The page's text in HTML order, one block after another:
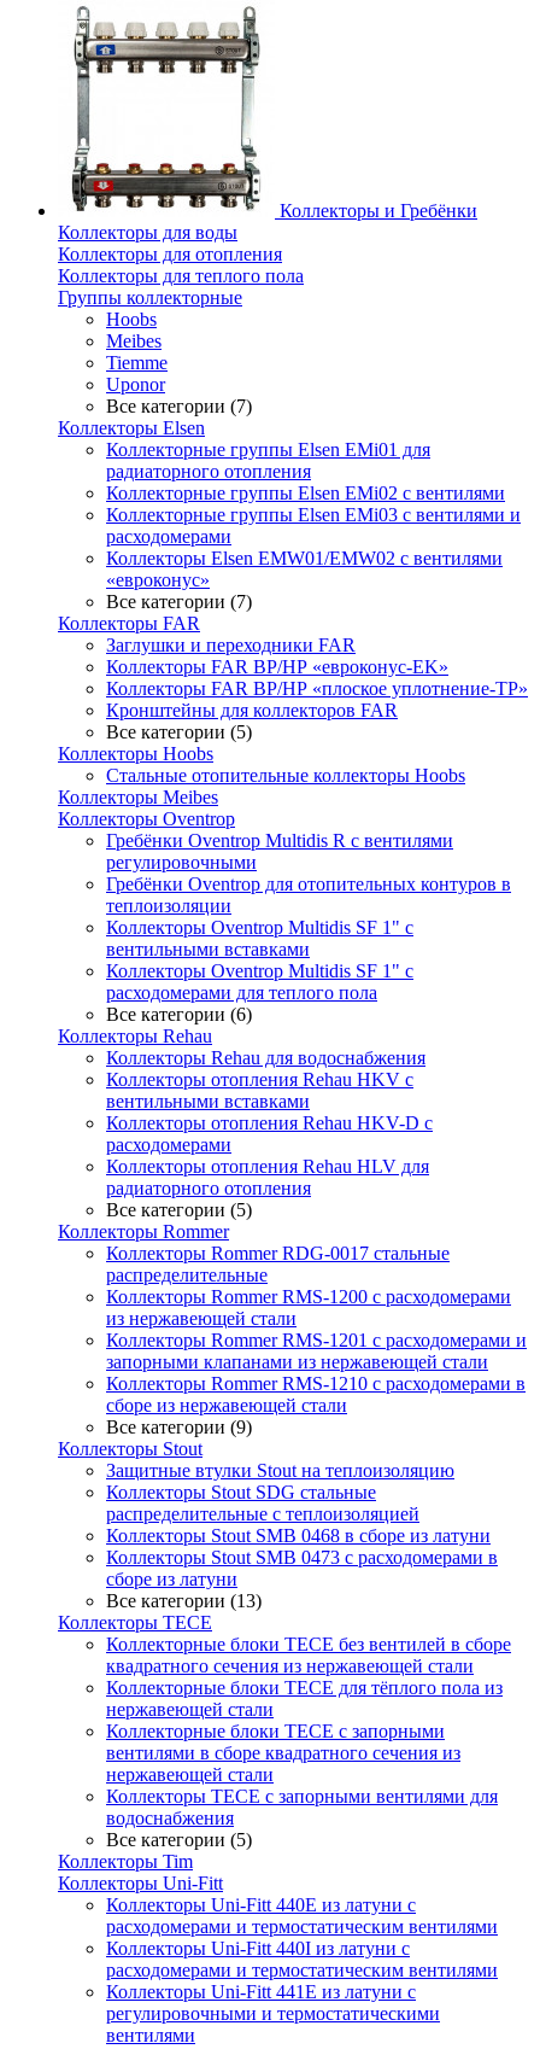
Коллекторы и Гребёнки
Коллекторы для воды
Коллекторы для отопления
Коллекторы для теплого пола
Группы коллекторные
Hoobs
Meibes
Tiemme
Uponor
Все категории (7)
Коллекторы Elsen
Коллекторные группы Elsen EMi01 для
радиаторного отопления
Коллекторные группы Elsen EMi02 с вентилями
Коллекторные группы Elsen EMi03 с вентилями и
расходомерами
Коллекторы Elsen EMW01/EMW02 с вентилями
«евроконус»
Все категории (7)
Коллекторы FAR
Заглушки и переходники FAR
Коллекторы FAR ВР/НР «евроконус-EK»
Коллекторы FAR ВР/НР «плоское уплотнение-TP»
Кронштейны для коллекторов FAR
Все категории (5)
Коллекторы Hoobs
Стальные отопительные коллекторы Hoobs
Коллекторы Meibes
Коллекторы Oventrop
Гребёнки Oventrop Multidis R с вентилями
регулировочными
Гребёнки Oventrop для отопительных контуров в
теплоизоляции
Коллекторы Oventrop Multidis SF 1" с
вентильными вставками
Коллекторы Oventrop Multidis SF 1" с
расходомерами для теплого пола
Все категории (6)
Коллекторы Rehau
Коллекторы Rehau для водоснабжения
Коллекторы отопления Rehau HKV с
вентильными вставками
Коллекторы отопления Rehau HKV-D с
расходомерами
Коллекторы отопления Rehau HLV для
радиаторного отопления
Все категории (5)
Коллекторы Rommer
Коллекторы Rommer RDG-0017 стальные
распределительные
Коллекторы Rommer RMS-1200 с расходомерами
из нержавеющей стали
Коллекторы Rommer RMS-1201 с расходомерами и
запорными клапанами из нержавеющей стали
Коллекторы Rommer RMS-1210 с расходомерами в
сборе из нержавеющей стали
Все категории (9)
Коллекторы Stout
Защитные втулки Stout на теплоизоляцию
Коллекторы Stout SDG стальные
распределительные с теплоизоляцией
Коллекторы Stout SMB 0468 в сборе из латуни
Коллекторы Stout SMB 0473 с расходомерами в
сборе из латуни
Все категории (13)
Коллекторы TECE
Коллекторные блоки TECE без вентилей в сборе
квадратного сечения из нержавеющей стали
Коллекторные блоки TECE для тёплого пола из
нержавеющей стали
Коллекторные блоки TECE с запорными
вентилями в сборе квадратного сечения из
нержавеющей стали
Коллекторы TECE с запорными вентилями для
водоснабжения
Все категории (5)
Коллекторы Tim
Коллекторы Uni-Fitt
Коллекторы Uni-Fitt 440E из латуни с
расходомерами и термостатическим вентилями
Коллекторы Uni-Fitt 440I из латуни с
расходомерами и термостатическим вентилями
Коллекторы Uni-Fitt 441E из латуни с
регулировочными и термостатическими
вентилями